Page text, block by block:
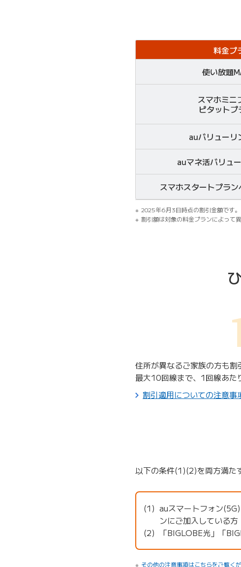
料金プ
使い放題
スマホミニ
ピタット
auバリューリ
auマネ活バリュ
スマホスタートプラ
2025年6月3日時点の割引金額です。
割引額は対象の料金プランによって異
住所が異なるご家族の方も割
最大10回線まで、1回線あた
割引適用についての注意事
以下の条件(1)(2)を両方満た
auスマートフォン
ンにご加入している方
「BIGLOBE光」「
その他の注意事項はこちらをご覧く